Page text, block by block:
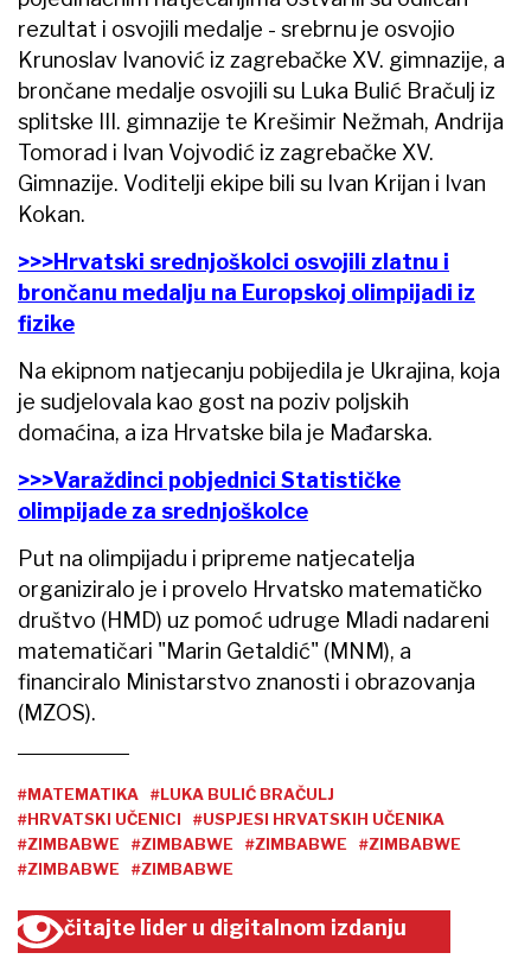
rezultat i osvojili medalje - srebrnu je osvojio
Krunoslav Ivanović iz zagrebačke XV. gimnazije, a
brončane medalje osvojili su Luka Bulić Bračulj iz
splitske III. gimnazije te Krešimir Nežmah, Andrija
Tomorad i Ivan Vojvodić iz zagrebačke XV.
Gimnazije. Voditelji ekipe bili su Ivan Krijan i Ivan
Kokan.
>>>Hrvatski srednjoškolci osvojili zlatnu i
brončanu medalju na Europskoj olimpijadi iz
fizike
Na ekipnom natjecanju pobijedila je Ukrajina, koja
je sudjelovala kao gost na poziv poljskih
domaćina, a iza Hrvatske bila je Mađarska.
>>>Varaždinci pobjednici Statističke
olimpijade za srednjoškolce
Put na olimpijadu i pripreme natjecatelja
organiziralo je i provelo Hrvatsko matematičko
društvo (HMD) uz pomoć udruge Mladi nadareni
matematičari "Marin Getaldić" (MNM), a
financiralo Ministarstvo znanosti i obrazovanja
(MZOS).
#MATEMATIKA
#LUKA BULIĆ BRAČULJ
#HRVATSKI UČENICI
#USPJESI HRVATSKIH UČENIKA
#ZIMBABWE
#ZIMBABWE #ZIMBABWE
#ZIMBABWE
#ZIMBABWE
#ZIMBABWE
čitajte lider u digitalnom izdanju